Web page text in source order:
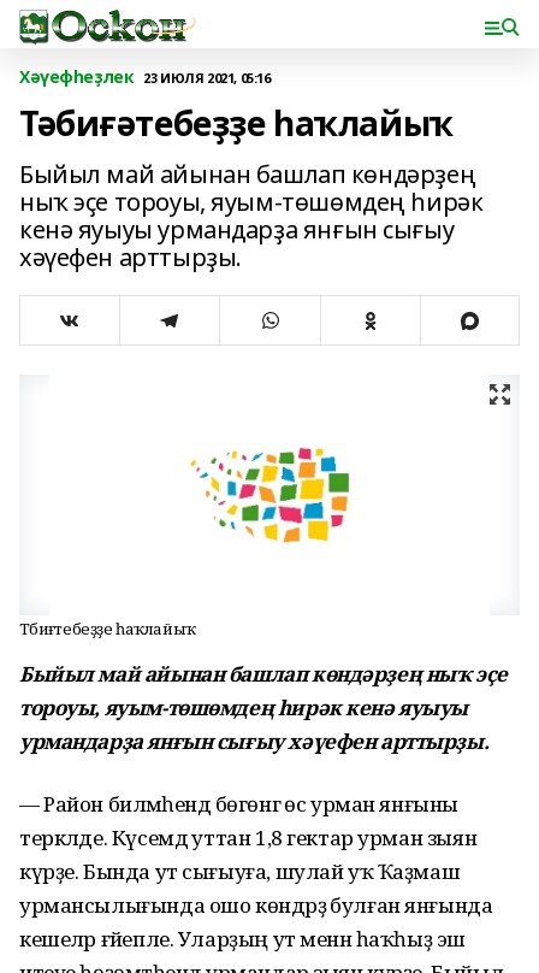
Хәүефһеҙлек 23 ИЮЛЯ 2021, 05:16
Тәбиғәтебеҙҙе һаҡлайыҡ
Быйыл май айынан башлап көндәрҙең
ныҡ эҫе тороуы, яуым-төшөмдең һирәк
кенә яуыуы урмандарҙа янғын сығыу
хәүефен арттырҙы.
Тәбиғәтебеҙҙе һаҡлайыҡ
Быйыл май айынан башлап көндәрҙең ныҡ эҫе
тороуы, яуым-төшөмдең һирәк кенә яуыуы
урмандарҙа янғын сығыу хәүефен арттырҙы.
— Район биләмәһендә бөгөнгә өс урман янғыны
теркәлде. Күсемдә уттан 1,8 гектар урман зыян
күрҙе. Бында ут сығыуға, шулай уҡ Ҡаҙмаш
урмансылығында ошо көндәрҙә булған янғында
кешеләр ғәйепле. Уларҙың ут менән һаҡһыҙ эш